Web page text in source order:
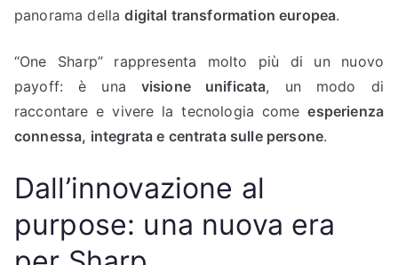
panorama delladigital transformation europea.
“One Sharp” rappresenta molto più di un nuovo
payoff: è una visione unificata, un modo di
raccontare e vivere la tecnologia comeesperienza
connessa, integrata e centrata sulle persone.
Dall’innovazione al
purpose: una nuova era